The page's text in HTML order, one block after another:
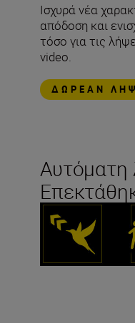
Ισχυρά νέα
απόδοση και
τόσο για τις
video.
ΔΩΡΕΆΝ
Αυτόματη